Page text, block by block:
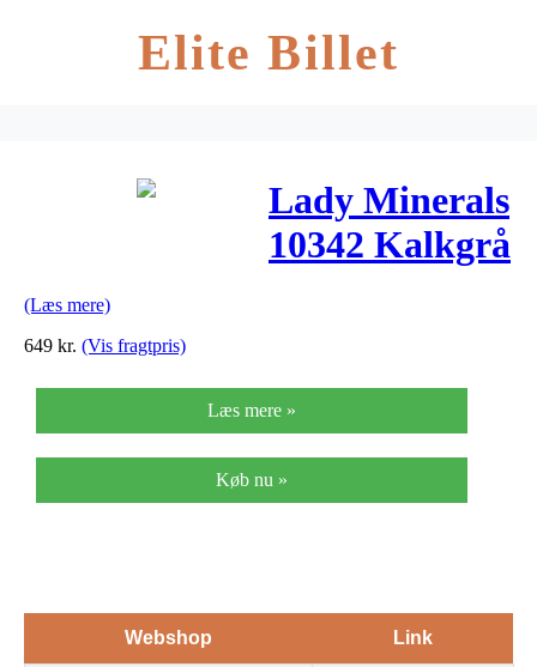
Elite Billet
Lady Minerals
10342 Kalkgrå
(Læs mere)
649 kr. (Vis fragtpris)
Læs mere »
Køb nu »
Webshop Link